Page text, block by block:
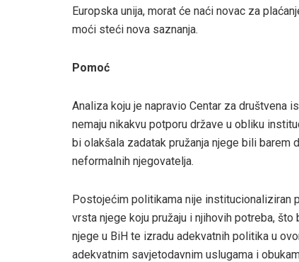
Europska unija, morat će naći novac za
moći steći nova saznanja.
Pomoć
Analiza koju je napravio Centar za društvena
nemaju nikakvu potporu države u obliku
bi olakšala zadatak pružanja njege bili
neformalnih njegovatelja.
Postojećim politikama nije institucionaliziran
vrsta njege koju pružaju i njihovih potreba,
njege u BiH te izradu adekvatnih politika u
adekvatnim savjetodavnim uslugama i